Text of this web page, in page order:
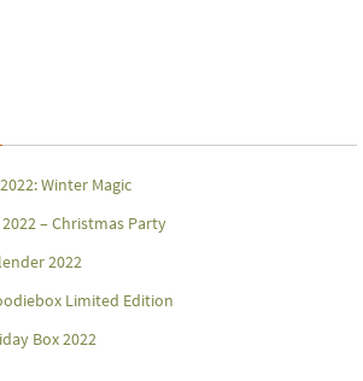
Winter Magic
– Christmas Party
2022
Limited Edition
Box 2022